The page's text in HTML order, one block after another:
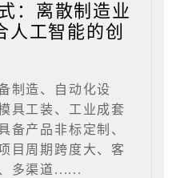
：离散制造业
人工智能的创
制造、自动化设
具工装、工业成套
备产品非标定制、
目周期跨度大、客
多渠道......